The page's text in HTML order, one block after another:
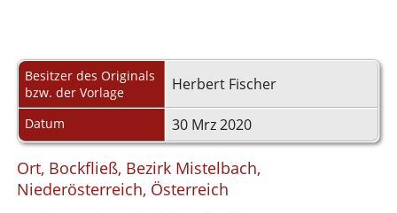
Besitzer des Originals
bzw. der Vorlage
Herbert Fischer
Datum 30 Mrz 2020
Ort, Bockfließ, Bezirk Mistelbach,
Niederösterreich, Österreich